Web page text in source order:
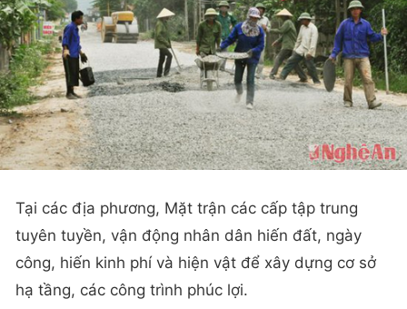
Tại các địa phương, Mặt trận các cấp tập trung
tuyên tuyền, vận động nhân dân hiến đất, ngày
công, hiến kinh phí và hiện vật để xây dựng cơ sở
hạ tầng, các công trình phúc lợi.